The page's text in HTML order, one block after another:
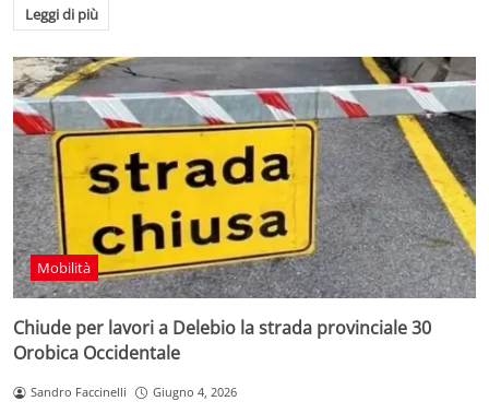
Leggi di più
Mobilità
Chiude per lavori a Delebio la strada provinciale 30
Orobica Occidentale
Sandro Faccinelli Giugno 4, 2026